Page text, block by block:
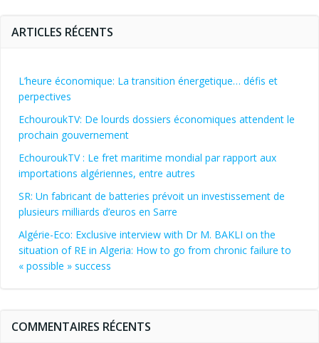
ARTICLES RÉCENTS
L’heure économique: La transition énergetique… défis et
perpectives
EchouroukTV: De lourds dossiers économiques attendent le
prochain gouvernement
EchouroukTV : Le fret maritime mondial par rapport aux
importations algériennes, entre autres
SR: Un fabricant de batteries prévoit un investissement de
plusieurs milliards d’euros en Sarre
Algérie-Eco: Exclusive interview with Dr M. BAKLI on the
situation of RE in Algeria: How to go from chronic failure to
« possible » success
COMMENTAIRES RÉCENTS